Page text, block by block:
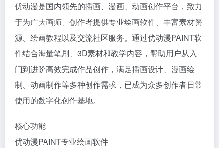
优动漫是国内领先的插画、漫画、动画创作平台，致力
于为广大画师、创作者提供专业绘画软件、丰富素材资
源、绘画教程以及交流社区服务。通过优动漫PAINT软
件结合海量笔刷、3D素材和教学内容，帮助用户从入
门到进阶高效完成作品创作，满足插画设计、漫画绘
制、动画制作等多种创作需求，已成为众多创作者日常
使用的数字化创作基地。
核心功能
优动漫PAINT专业绘画软件